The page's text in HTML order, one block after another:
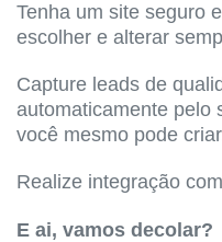
Tenha um site seguro
escolher e alterar
Capture leads de
automaticamente pelo
você mesmo pode
Realize integração
E ai, vamos decolar?